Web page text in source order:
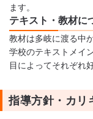
ます。
テキスト・教材に
教材は多岐に渡る中
学校のテキストメイ
目によってそれぞれ
指導方針・カリ